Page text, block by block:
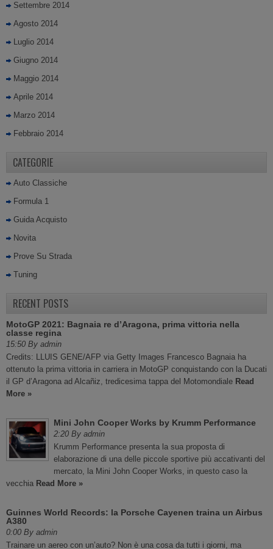
Settembre 2014
Agosto 2014
Luglio 2014
Giugno 2014
Maggio 2014
Aprile 2014
Marzo 2014
Febbraio 2014
CATEGORIE
Auto Classiche
Formula 1
Guida Acquisto
Novita
Prove Su Strada
Tuning
RECENT POSTS
MotoGP 2021: Bagnaia re d’Aragona, prima vittoria nella
classe regina
15:50 By admin
Credits: LLUIS GENE/AFP via Getty Images Francesco Bagnaia ha
ottenuto la prima vittoria in carriera in MotoGP conquistando con la Ducati
il GP d’Aragona ad Alcañiz, tredicesima tappa del Motomondiale Read
More »
Mini John Cooper Works by Krumm Performance
2:20 By admin
Krumm Performance presenta la sua proposta di
elaborazione di una delle piccole sportive più accativanti del
mercato, la Mini John Cooper Works, in questo caso la
vecchia Read More »
Guinnes World Records: la Porsche Cayenen traina un Airbus
A380
0:00 By admin
Trainare un aereo con un’auto? Non è una cosa da tutti i giorni, ma